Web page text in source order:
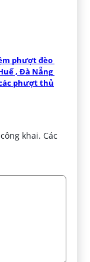
phượt đèo
, Đà Nẵng
phượt thủ
khai. Các